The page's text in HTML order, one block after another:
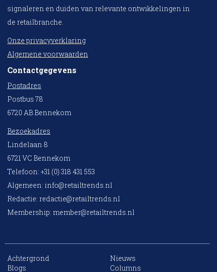
signaleren en duiden van relevante ontwikkelingen in
de retailbranche.
Onze privacyverklaring
Algemene voorwaarden
Contactgegevens
Postadres
Postbus 78
6720 AB Bennekom
Bezoekadres
Lindelaan 8
6721 VC Bennekom
Telefoon: +31 (0) 318 431 553
Algemeen: info@retailtrends.nl
Redactie: redactie@retailtrends.nl
Membership: member@retailtrends.nl
Achtergrond
Nieuws
Blogs
Columns
10 collega’s